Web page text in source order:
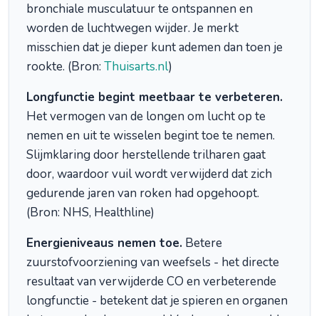
bronchiale musculatuur te ontspannen en
worden de luchtwegen wijder. Je merkt
misschien dat je dieper kunt ademen dan toen je
rookte. (Bron: Thuisarts.nl)
Longfunctie begint meetbaar te verbeteren.
Het vermogen van de longen om lucht op te
nemen en uit te wisselen begint toe te nemen.
Slijmklaring door herstellende trilharen gaat
door, waardoor vuil wordt verwijderd dat zich
gedurende jaren van roken had opgehoopt.
(Bron: NHS, Healthline)
Energieniveaus nemen toe. Betere
zuurstofvoorziening van weefsels - het directe
resultaat van verwijderde CO en verbeterende
longfunctie - betekent dat je spieren en organen